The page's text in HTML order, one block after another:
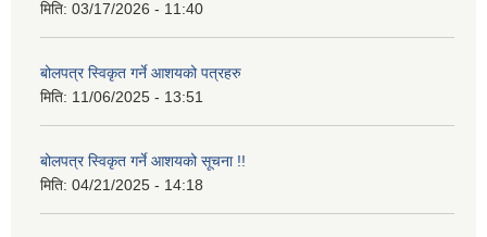
मिति: 03/17/2026 - 11:40
बोलपत्र स्विकृत गर्ने आशयको पत्रहरु
मिति: 11/06/2025 - 13:51
बोलपत्र स्विकृत गर्ने आशयको सूचना !!
मिति: 04/21/2025 - 14:18